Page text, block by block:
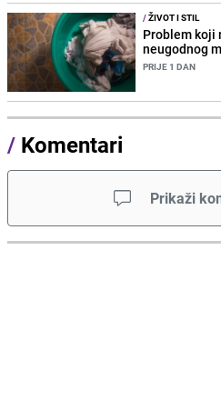
/ŽIVOT I STIL
Problem koji
neugodnog
PRIJE 1 DAN
/ Komentari
Prikaži